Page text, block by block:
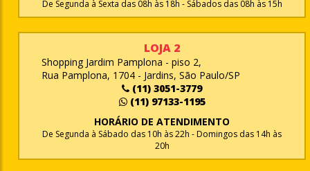
De Segunda à Sexta das 08h às 18h - Sábados das 08h às 15h
LOJA 2
Shopping Jardim Pamplona - piso 2,
Rua Pamplona, 1704 - Jardins, São Paulo/SP
(11) 3051-3779
(11) 97133-1195
HORÁRIO DE ATENDIMENTO
De Segunda à Sábado das 10h às 22h - Domingos das 14h às
20h